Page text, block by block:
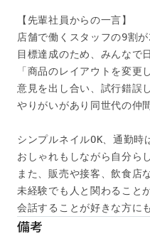
【先輩社員からの一言】
店舗で働くスタッフの9割
目標達成のため、みんなで
「商品のレイアウトを変更
意見を出し合い、試行錯誤
やりがいがあり同世代の仲
シンプルネイルOK、通勤時
おしゃれもしながら自分ら
また、販売や接客、飲食店
未経験でも人と関わること
会話することが好きな方に
備考